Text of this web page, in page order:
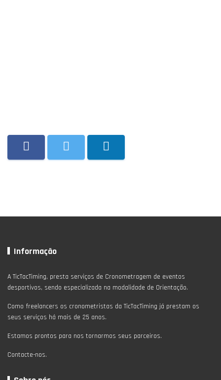
Informação
A TicTacTiming, presta serviços de Cronometragem de eventos
desportivos, sendo especializada na modalidade de Orientação.
Como freelancers os cronometristas da TicTacTiming já prestam os
seus serviços há mais de 25 anos.
Estamos prontos para nos tornarmos seus parceiros.
Contacte-nos.